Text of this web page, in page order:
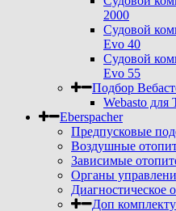
2000
Судовой
Evo 40
Судовой
Evo 55
Подбор
Webasto для
Eberspacher
Предпусковые
Воздушные
Зависимые
Органы
Диагностическое
Доп